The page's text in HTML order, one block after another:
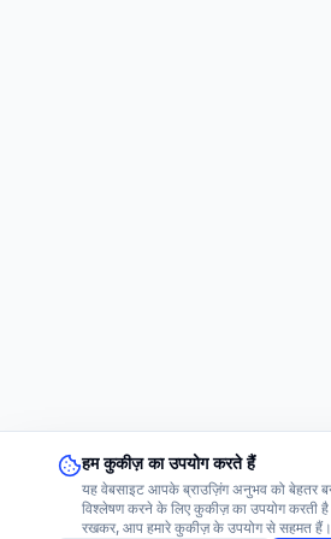
हम कुकीज़ का उपयोग करते हैं
यह वेबसाइट आपके ब्राउज़िंग अनुभव को बेहतर
विश्लेषण करने के लिए कुकीज़ का उपयोग करती
रखकर, आप हमारे कुकीज़ के उपयोग से सहमत हैं।